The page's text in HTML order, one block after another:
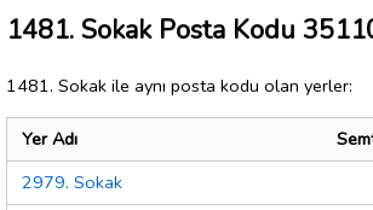
1481. Sokak Posta Kodu
1481. Sokak ile aynı posta kodu olan yerler:
Yer Adı
2979. Sokak